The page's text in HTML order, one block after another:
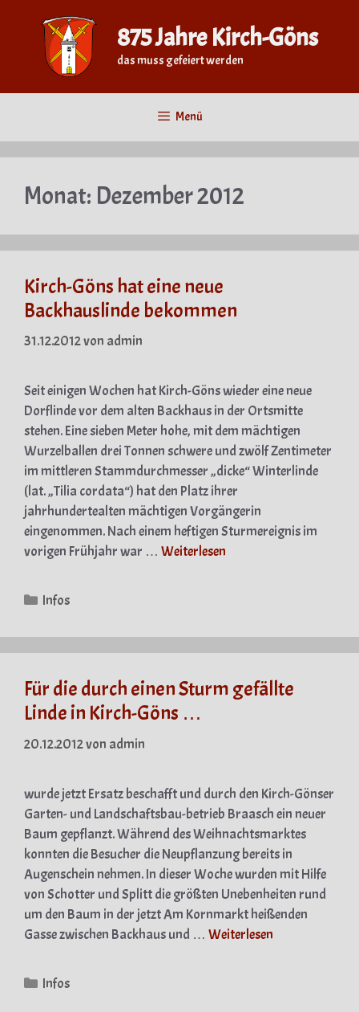
springen
875 Jahre Kirch-Göns
das muss gefeiert werden
Menü
Monat: Dezember 2012
Kirch-Göns hat eine neue
Backhauslinde bekommen
31.12.2012von admin
Seit einigen Wochen hat Kirch-Göns wieder eine neue
Dorflinde vor dem alten Backhaus in der Ortsmitte
stehen. Eine sieben Meter hohe, mit dem mächtigen
Wurzelballen drei Tonnen schwere und zwölf Zentimeter
im mittleren Stammdurchmesser „dicke“ Winterlinde
(lat. „Tilia cordata“) hat den Platz ihrer
jahrhundertealten mächtigen Vorgängerin
eingenommen. Nach einem heftigen Sturmereignis im
vorigen Frühjahr war … Weiterlesen
Kategorien
Infos
Für die durch einen Sturm gefällte
Linde in Kirch-Göns …
20.12.2012von admin
wurde jetzt Ersatz beschafft und durch den Kirch-Gönser
Garten- und Landschaftsbau-betrieb Braasch ein neuer
Baum gepflanzt. Während des Weihnachtsmarktes
konnten die Besucher die Neupflanzung bereits in
Augenschein nehmen. In dieser Woche wurden mit Hilfe
von Schotter und Splitt die größten Unebenheiten rund
um den Baum in der jetzt Am Kornmarkt heißenden
Gasse zwischen Backhaus und … Weiterlesen
Kategorien
Infos